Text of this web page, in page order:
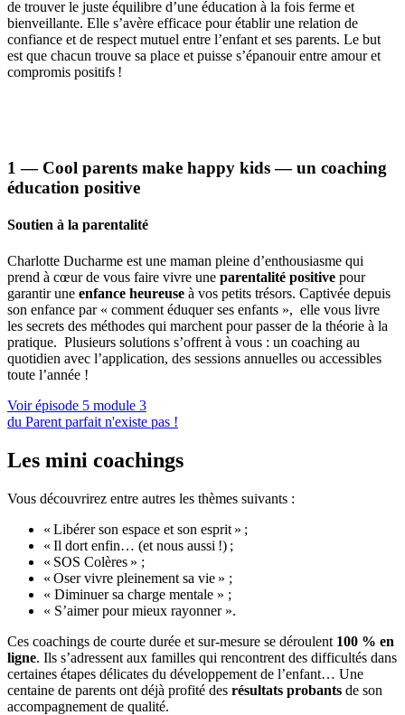
de trouver le juste équilibre d’une éducation à la fois ferme et
bienveillante. Elle s’avère efficace pour établir une relation de
confiance et de respect mutuel entre l’enfant et ses parents. Le but
est que chacun trouve sa place et puisse s’épanouir entre amour et
compromis positifs !
1 — Cool parents make happy kids — un coaching
éducation positive
Soutien à la parentalité
Charlotte Ducharme est une maman pleine d’enthousiasme qui
prend à cœur de vous faire vivre une parentalité positive pour
garantir une enfance heureuse à vos petits trésors. Captivée depuis
son enfance par « comment éduquer ses enfants », elle vous livre
les secrets des méthodes qui marchent pour passer de la théorie à la
pratique. Plusieurs solutions s’offrent à vous : un coaching au
quotidien avec l’application, des sessions annuelles ou accessibles
toute l’année !
Voir épisode 5 module 3
du Parent parfait n'existe pas !
Les mini coachings
Vous découvrirez entre autres les thèmes suivants :
« Libérer son espace et son esprit » ;
« Il dort enfin… (et nous aussi !) ;
« SOS Colères » ;
« Oser vivre pleinement sa vie » ;
« Diminuer sa charge mentale » ;
« S’aimer pour mieux rayonner ».
Ces coachings de courte durée et sur-mesure se déroulent 100 % en
ligne. Ils s’adressent aux familles qui rencontrent des difficultés dans
certaines étapes délicates du développement de l’enfant… Une
centaine de parents ont déjà profité des résultats probants de son
accompagnement de qualité.